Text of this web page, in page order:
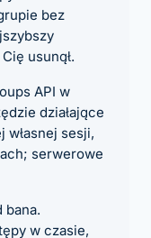
bez
usunął.
API w
działające
własnej sesji,
serwerowe
bana.
w czasie,